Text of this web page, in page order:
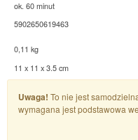
ok. 60 minut
5902650619463
0,11 kg
11 x 11 x 3.5 cm
Uwaga! To nie jest
wymagana jest podstawowa